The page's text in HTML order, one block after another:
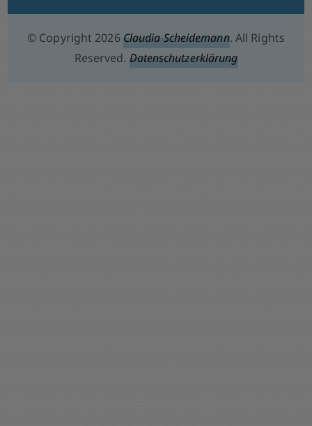
© Copyright 2026Claudia Scheidemann. All Rights
Reserved. Datenschutzerklärung